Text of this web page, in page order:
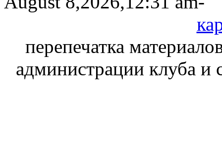
перепечатка
администрации клуба и